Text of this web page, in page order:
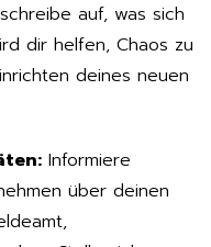
auf, was sich
dir helfen, Chaos zu
deines neuen
Informiere
über deinen